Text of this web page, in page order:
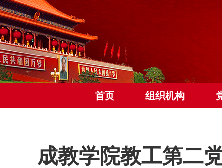
首页 组织机构
成教学院教工第二